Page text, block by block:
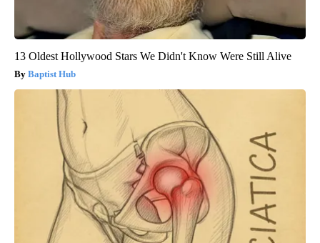
13 Oldest Hollywood Stars We Didn't Know Were Still Alive
Baptist Hub